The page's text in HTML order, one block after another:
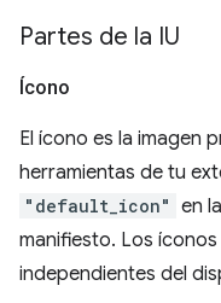
Partes de la IU
Ícono
El ícono es la imagen
herramientas de tu
"default_icon" en
manifiesto. Los
independientes del